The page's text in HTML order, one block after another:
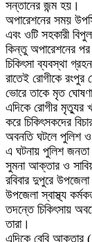
সন্তানের জন্ম হয়।
অপারেশনের সময়
এবং ওটি সহকারী
কিন্তু অপারেশনের
চিকিৎসা ব্যবস্থা
রাতেই রোগীকে রংপুর
ভোরে তাকে মৃত
এদিকে রোগীর মৃত্যুর
করে চিকিৎসকদের
অবনতি ঘটলে পুলিশ ও
এ ঘটনায় পুলিশ জনতা
সুমনা আক্তার ও
রবিবার দুপুরে
উপজেলা স্বাস্থ্য
তদন্তে চিকিৎসায়
তারা।
এদিকে বেবি আক্তার